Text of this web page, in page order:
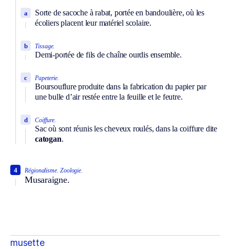
Sorte de sacoche à rabat, portée en bandoulière, où les
écoliers placent leur matériel scolaire.
a
Tissage.
Demi-portée de fils de chaîne ourdis ensemble.
b
Papeterie.
Boursouflure produite dans la fabrication du papier par
une bulle d’air restée entre la feuille et le feutre.
c
Coiffure.
Sac où sont réunis les cheveux roulés, dans la coiffure dite
catogan.
d
Régionalisme. Zoologie.
Musaraigne.
4
musette